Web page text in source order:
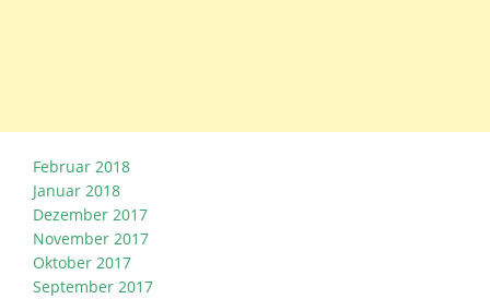
Februar 2018
Januar 2018
Dezember 2017
November 2017
Oktober 2017
September 2017